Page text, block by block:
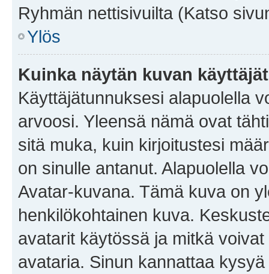
Ryhmän nettisivuilta (Katso
Ylös
Kuinka näytän kuvan
Käyttäjätunnuksesi alapuolella
arvoosi. Yleensä nämä ovat
sitä muka, kuin kirjoitustesi
on sinulle antanut. Alapuolella
Avatar-kuvana. Tämä kuva on
henkilökohtainen kuva.
avatarit käytössä ja mitkä
avataria. Sinun kannattaa